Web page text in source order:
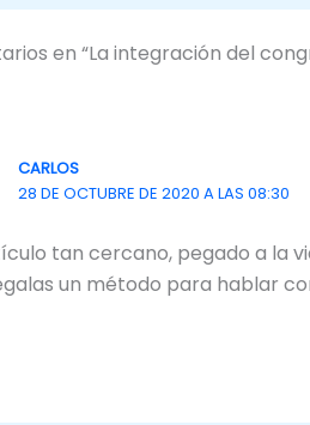
en “La integración del
CARLOS
28 DE OCTUBRE DE 2020 A LAS 08:30
tan cercano, pegado a la
un método para hablar